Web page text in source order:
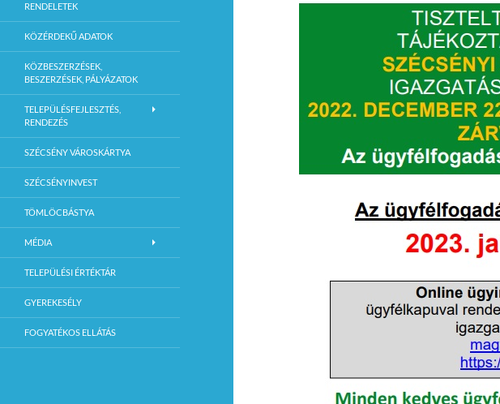
RENDELETEK
KÖZÉRDEKŰ ADATOK
KÖZBESZERZÉSEK,
BESZERZÉSEK, PÁLYÁZATOK
TELEPÜLÉSFEJLESZTÉS,
RENDEZÉS
SZÉCSÉNY VÁROSKÁRTYA
SZÉCSÉNYINVEST
TÖMLÖCBÁSTYA
MÉDIA
TELEPÜLÉSI ÉRTÉKTÁR
GYEREKESÉLY
FOGYATÉKOS ELLÁTÁS